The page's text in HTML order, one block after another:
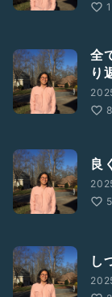
1
全
り
8
良
5
し